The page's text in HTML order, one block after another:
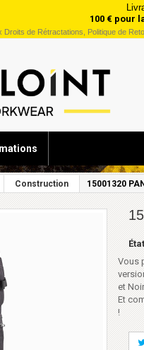
100 € pour
de Rétractations, Politique de
Construction 15001320
État
Vous
et
Et
!